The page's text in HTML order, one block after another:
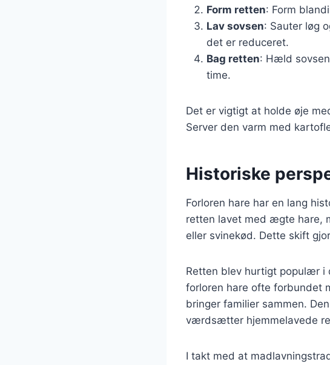
Form retten: Form
Lav sovsen: Sauter løg
det er reduceret.
Bag retten: Hæld sovsen
time.
Det er vigtigt at holde øje
Server den varm med
Historiske
Forloren hare har en lang
retten lavet med ægte hare,
eller svinekød. Dette skift
Retten blev hurtigt populær i
forloren hare ofte forbundet
bringer familier sammen.
værdsætter hjemmelavede
I takt med at